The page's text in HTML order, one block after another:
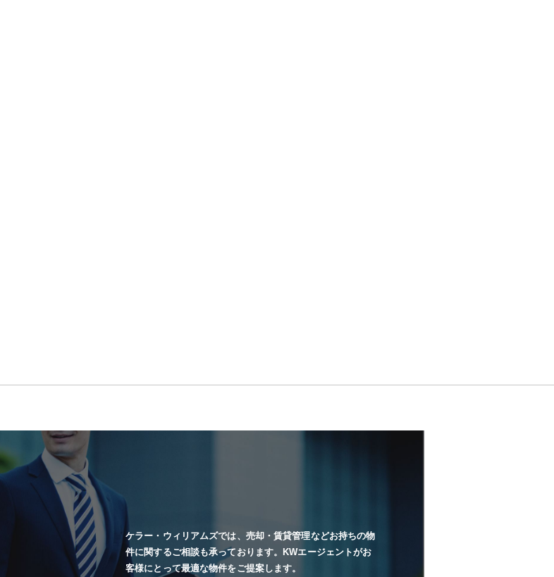
ケラー・ウィリアムズでは、売却・賃貸管理などお持ちの物
件に関するご相談も承っております。KWエージェントがお
客様にとって最適な物件をご提案します。